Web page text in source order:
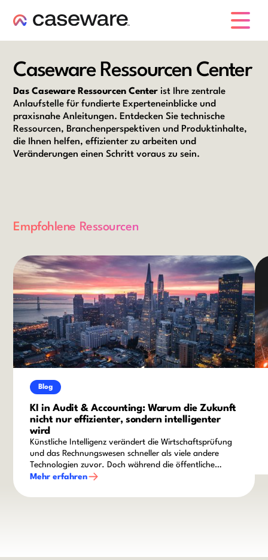
Caseware Ressourcen Center
Das Caseware Ressourcen Center ist Ihre zentrale
Anlaufstelle für fundierte Experteneinblicke und
praxisnahe Anleitungen. Entdecken Sie technische
Ressourcen, Branchenperspektiven und Produktinhalte,
die Ihnen helfen, effizienter zu arbeiten und
Veränderungen einen Schritt voraus zu sein.
Empfohlene Ressourcen
Blog
KI in Audit & Accounting: Warum die Zukunft
nicht nur effizienter, sondern intelligenter
wird
Künstliche Intelligenz verändert die Wirtschaftsprüfung
und das Rechnungswesen schneller als viele andere
Technologien zuvor. Doch während die öffentliche
Diskussion häufig von Automatisierung und
Praxis ein differenzierteres Bild: Die eigentliche
Mehr erfahren